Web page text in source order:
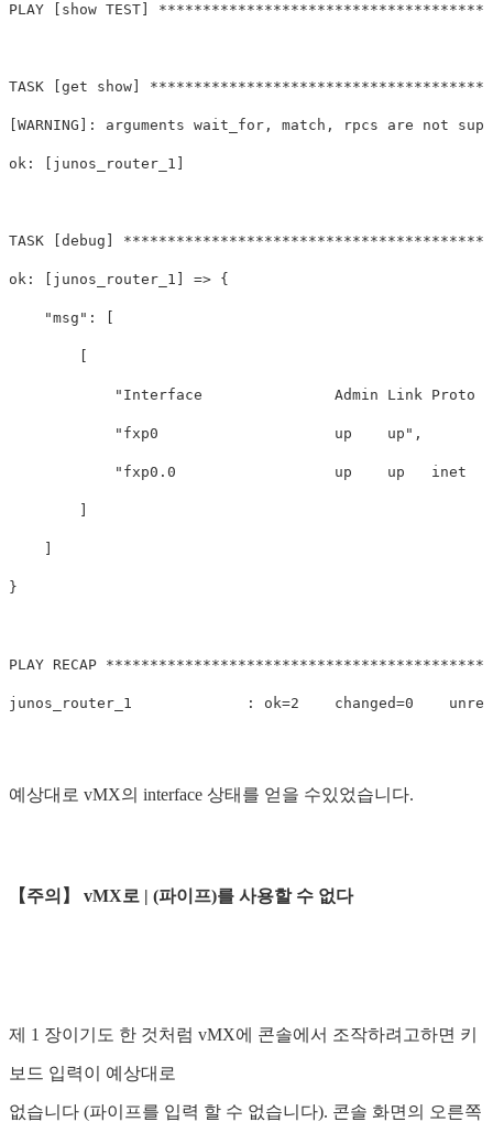
PLAY [show TEST]
TASK [get show]
[WARNING]: arguments wait_for, match, rpcs are not
ok: [junos_router_1]
TASK [debug]
ok: [junos_router_1] => {
    "msg": [
"Interface               Admin Link Proto
            "fxp0                    up    up",
"fxp0.0                  up    up   inet
}
PLAY RECAP
예상대로 vMX의 interface 상태를 얻을 수있었습니다.
【주의】 vMX로 | (파이프)를 사용할 수 없다
제 1 장이기도 한 것처럼 vMX에 콘솔에서 조작하려고하면 키
보드 입력이 예상대로
없습니다 (파이프를 입력 할 수 없습니다). 콘솔 화면의 오른쪽